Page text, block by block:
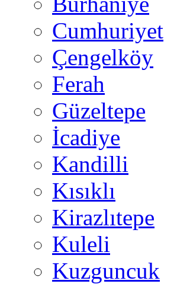
Cumhuriyet
Çengelköy
Ferah
Güzeltepe
İcadiye
Kandilli
Kısıklı
Kirazlıtepe
Kuleli
Kuzguncuk